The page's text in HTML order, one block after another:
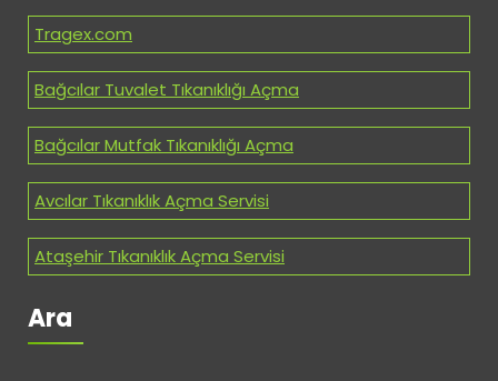
Tragex.com
Bağcılar Tuvalet Tıkanıklığı Açma
Bağcılar Mutfak Tıkanıklığı Açma
Avcılar Tıkanıklık Açma Servisi
Ataşehir Tıkanıklık Açma Servisi
Ara